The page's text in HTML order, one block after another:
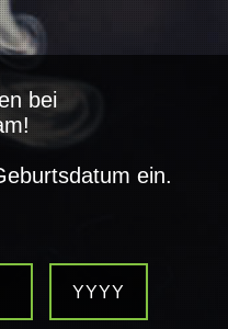
Mato RDTA
bei
ein.
YYYY